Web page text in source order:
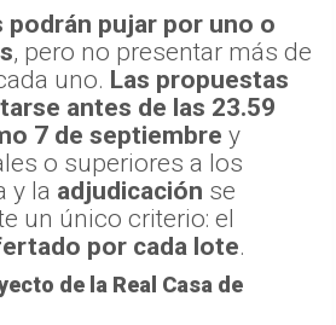
podrán pujar por uno o
, pero no presentar más de
uno. Las propuestas
antes de las 23.59
7 de septiembre y
o superiores a los
y la adjudicación se
un único criterio: el
por cada lote.
de la Real Casa de